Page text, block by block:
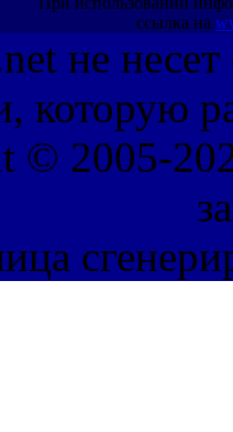
ссылка на
не несет
которую
© 2005-